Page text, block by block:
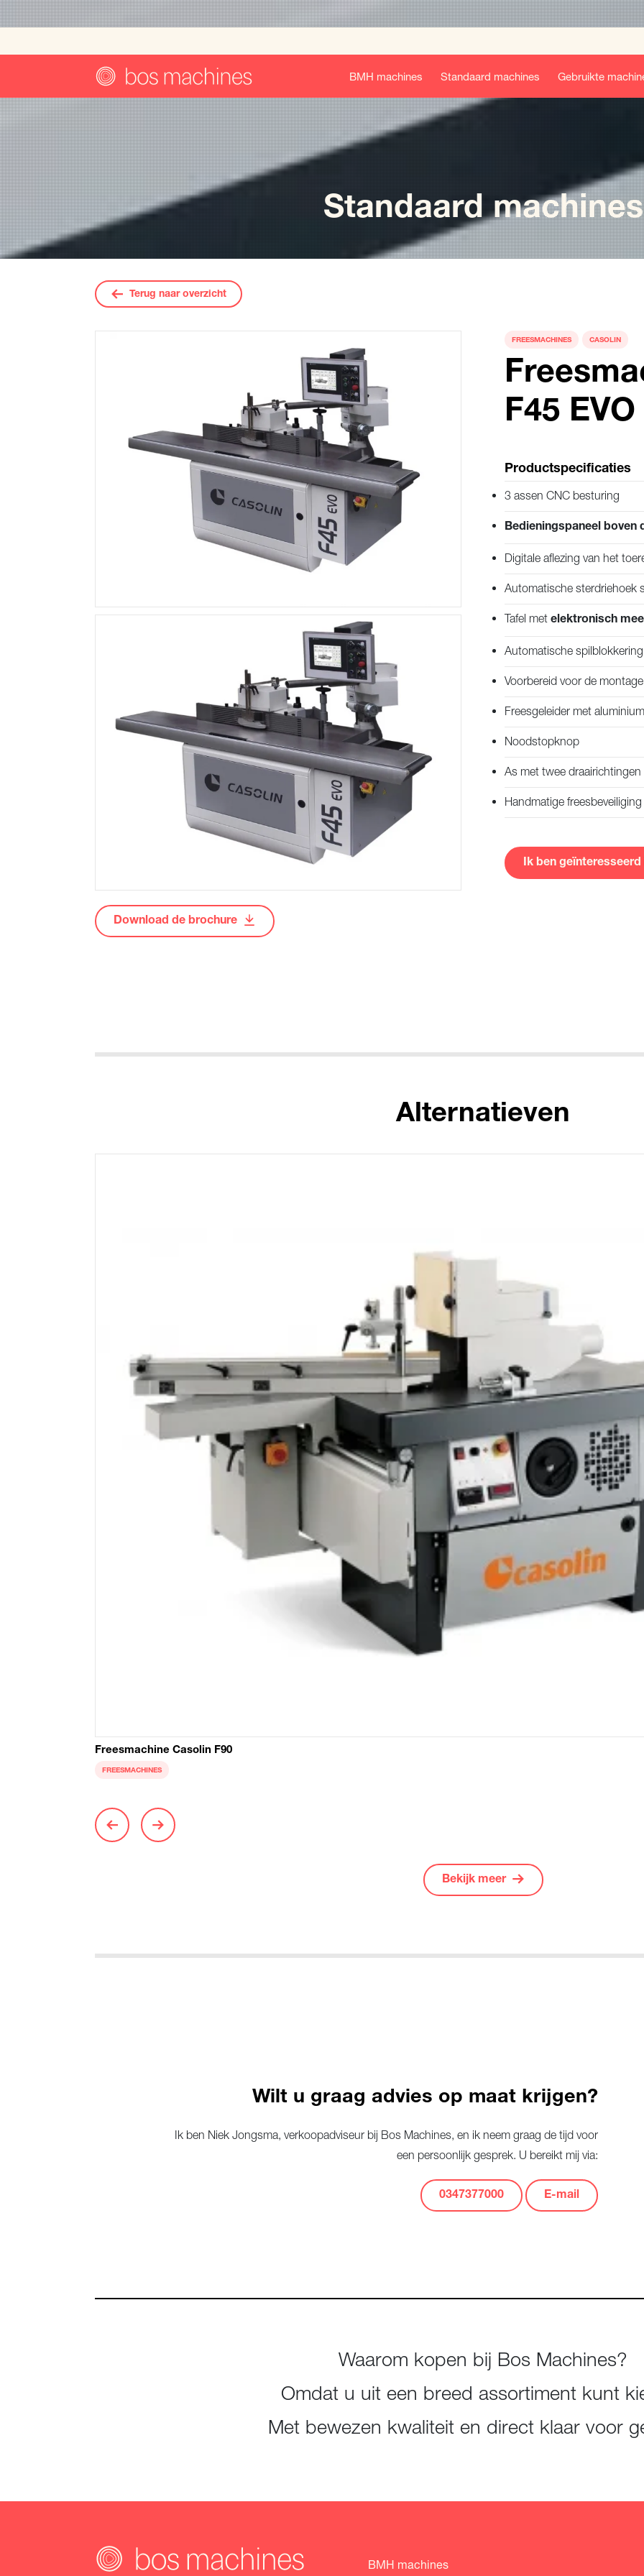
BMH machines Standaard machines Gebruikte
Standaard machines
Terug naar overzicht
Download de brochure
FREESMACHINES CASOLIN
F45 EVO
Productspecificaties
3 assen CNC besturing
Bedieningspaneel boven
Digitale aflezing van het
Automatische sterdriehoek
Tafel met elektronisch
Automatische
Voorbereid voor de
Freesgeleider met
Noodstopknop
As met twee draairichtingen
Handmatige freesbeveiliging
Ik ben geïnteresseerd
Verzenden
Alternatieven
Freesmachine Casolin F90
FREESMACHINES
Bekijk meer
Wilt u graag advies op maat krijgen?
Ik ben Niek Jongsma, verkoopadviseur bij Bos Machines, en ik neem graag de tijd voor
een persoonlijk gesprek. U bereikt mij via:
0347377000 E-mail
Waarom kopen bij Bos Machines?
Omdat u uit een breed assortiment kunt
Met bewezen kwaliteit en direct klaar voor
BMH machines